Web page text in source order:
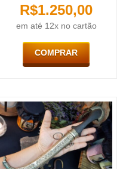
R$1.250,00
em até 12x no cartão
COMPRAR